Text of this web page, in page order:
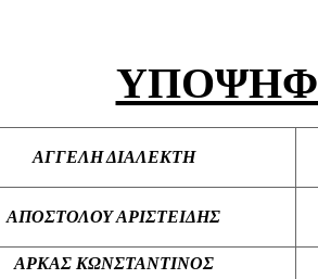
ΑΓΓΕΛΗ ΔΙΑΛΕΚΤΗ
ΑΠΟΣΤΟΛΟΥ ΑΡΙΣΤΕΙΔΗΣ
ΑΡΚΑΣ ΚΩΝΣΤΑΝΤΙΝΟΣ